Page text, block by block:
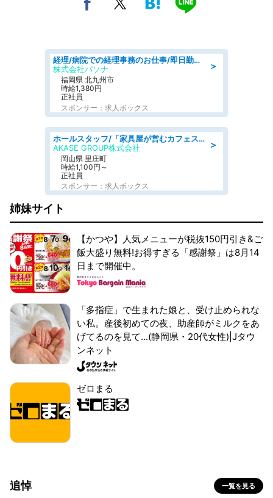
＞
経理/病院での経理事務のお仕事/即日勤務可/車通勤可/経理/一般事務
株式会社パソナ
福岡県 北九州市
時給1,380円
正社員
スポンサー：求人ボックス
＞
ホールスタッフ/「家具屋が営むカフェスタッフ!」週2日～OK!嬉しいまかない付き/岡山県/浅口郡里庄町
AKASE GROUP株式会社
岡山県 里庄町
時給1,100円～
正社員
スポンサー：求人ボックス
姉妹サイト
【かつや】人気メニューが税抜150円引き&ご
飯大盛り無料!お得すぎる「感謝祭」は8月14
日まで開催中。
「多指症」で生まれた娘と、受け止められな
い私。産後初めての夜、助産師がミルクをあ
げてるのを見て...(静岡県・20代女性)|Jタウ
ンネット
ゼロまる
追悼 一覧を見る